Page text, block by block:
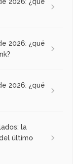
2026: ¿qué
2026: ¿qué
2026: ¿qué
la
último